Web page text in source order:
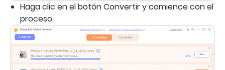
Haga clic en el botón Convertir y comience con el
proceso.